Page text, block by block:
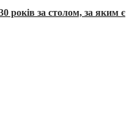
років за столом, за яким є